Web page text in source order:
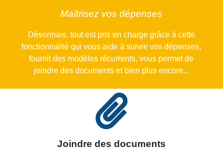
Maîtrisez vos dépenses
Désormais, tout est pris en charge grâce à cette
fonctionnalité qui vous aide à suivre vos dépenses,
fournit des modèles récurrents, vous permet de
joindre des documents et bien plus encore...
Joindre des documents